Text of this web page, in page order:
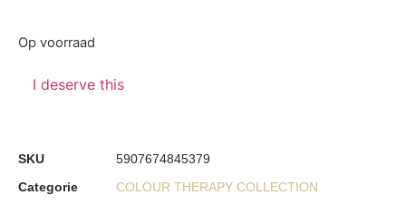
Op voorraad
I deserve this
SKU
5907674845379
Categorie
COLOUR THERAPY COLLECTION